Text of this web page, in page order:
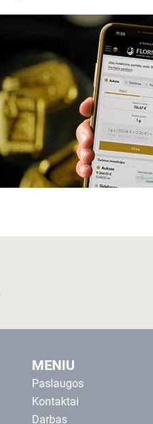
MENIU
Paslaugos
Kontaktai
Darbas